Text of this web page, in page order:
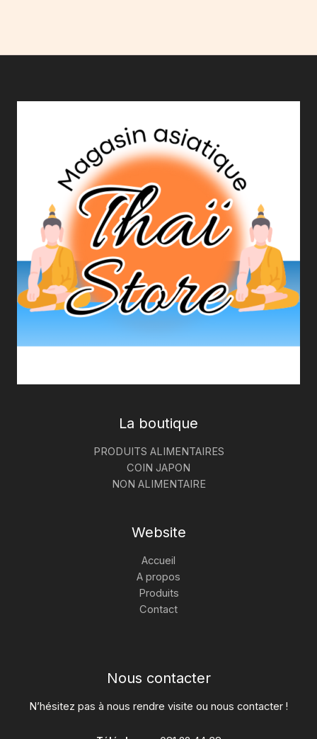
La boutique
PRODUITS ALIMENTAIRES
COIN JAPON
NON ALIMENTAIRE
Website
Accueil
A propos
Produits
Contact
Nous contacter
N’hésitez pas à nous rendre visite ou nous contacter !